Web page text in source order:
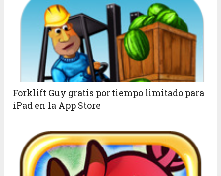
Forklift Guy gratis por tiempo limitado para
iPad en la App Store